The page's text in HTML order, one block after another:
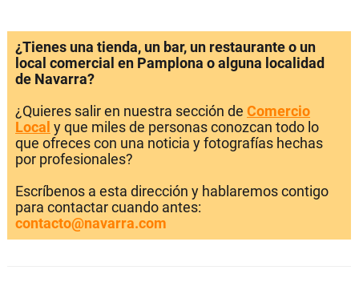
¿Tienes una tienda, un bar, un restaurante o un
local comercial en Pamplona o alguna localidad
de Navarra?
¿Quieres salir en nuestra sección de Comercio
Local y que miles de personas conozcan todo lo
que ofreces con una noticia y fotografías hechas
por profesionales?
Escríbenos a esta dirección y hablaremos contigo
para contactar cuando antes:
contacto@navarra.com